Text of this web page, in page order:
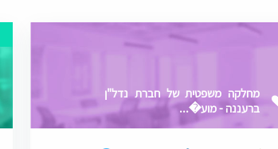
מחלקה משפטית של חברת נדל"ן
ברעננה - מוע�...